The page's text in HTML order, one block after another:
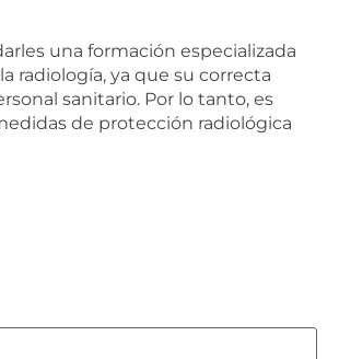
una formación especializada
radiología, ya que su correcta
sanitario. Por lo tanto, es
de protección radiológica